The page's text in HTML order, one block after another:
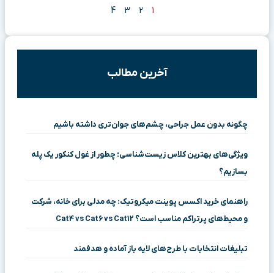
1
2
3
4
آخرین مطالب
چگونه بدون عمل جراحی، چشم‌های جوان‌تری داشته باشیم
ویژگی‌های بهترین کلاس زیست‌شناسی؛ چطور از غول کنکور یک پله
بسازیم؟
راهنمای خرید اکسس پوینت میکروتیک: چه مدلی برای خانه، شرکت
و محیط‌های پرتراکم مناسب است؟ Cat4 vs Cat6 vs Cat12
تبلیغات انتخابات با طرح‌های لایه باز آماده و هدفمند